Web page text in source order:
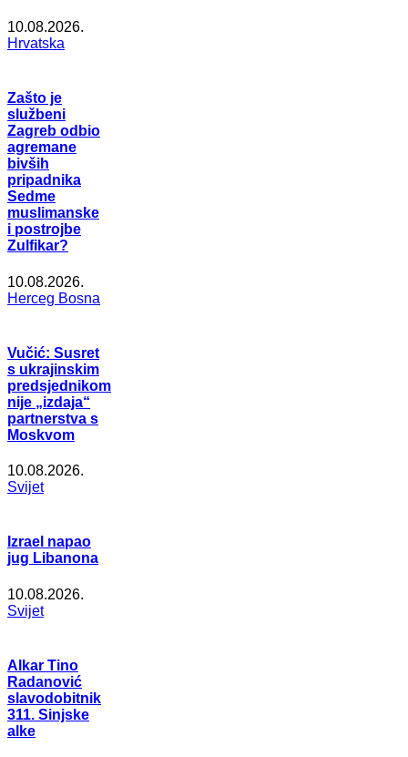
10.08.2026.
Hrvatska
Zašto je
službeni
Zagreb odbio
agremane
bivših
pripadnika
Sedme
muslimanske
i postrojbe
Zulfikar?
10.08.2026.
Herceg Bosna
Vučić: Susret
s ukrajinskim
predsjednikom
nije „izdaja“
partnerstva s
Moskvom
10.08.2026.
Svijet
Izrael napao
jug Libanona
10.08.2026.
Svijet
Alkar Tino
Radanović
slavodobitnik
311. Sinjske
alke